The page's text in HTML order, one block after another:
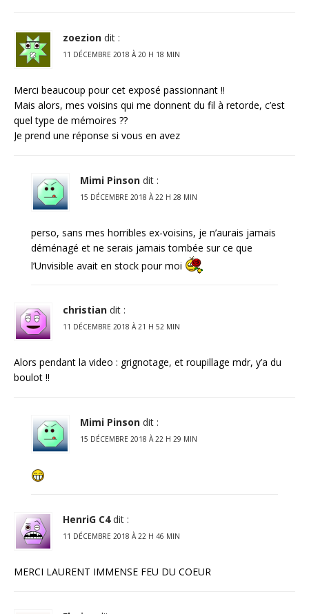
zoezion dit :
11 DÉCEMBRE 2018 À 20 H 18 MIN
Merci beaucoup pour cet exposé passionnant !!
Mais alors, mes voisins qui me donnent du fil à retorde, c’est
quel type de mémoires ??
Je prend une réponse si vous en avez
Mimi Pinson dit :
15 DÉCEMBRE 2018 À 22 H 28 MIN
perso, sans mes horribles ex-voisins, je n’aurais jamais
déménagé et ne serais jamais tombée sur ce que
l’Unvisible avait en stock pour moi
christian dit :
11 DÉCEMBRE 2018 À 21 H 52 MIN
Alors pendant la video : grignotage, et roupillage mdr, y’a du
boulot !!
Mimi Pinson dit :
15 DÉCEMBRE 2018 À 22 H 29 MIN
HenriG C4 dit :
11 DÉCEMBRE 2018 À 22 H 46 MIN
MERCI LAURENT IMMENSE FEU DU COEUR